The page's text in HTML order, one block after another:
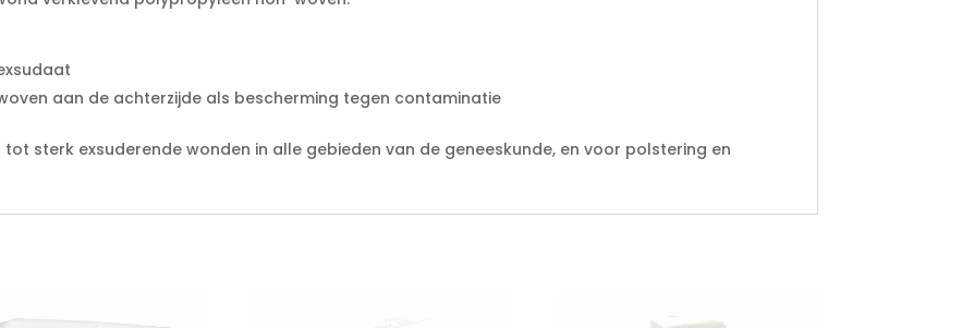
aan de achterzijde als bescherming tegen contaminatie
sterk exsuderende wonden in alle gebieden van de geneeskunde, en voor polstering en